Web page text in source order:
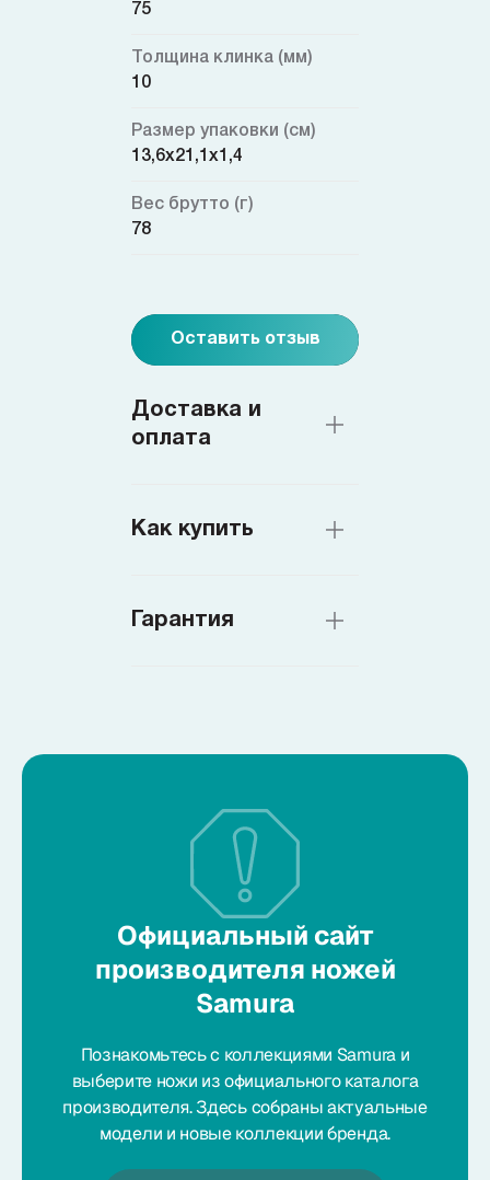
75
Толщина клинка (мм)
10
Размер упаковки (см)
13,6х21,1х1,4
Вес брутто (г)
78
Оставить отзыв
Доставка и
оплата
Как купить
Гарантия
Официальный сайт
производителя ножей
Samura
Познакомьтесь с коллекциями Samura и
выберите ножи из официального каталога
производителя. Здесь собраны актуальные
модели и новые коллекции бренда.